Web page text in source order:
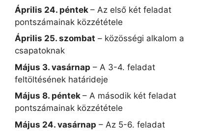
Április 24. péntek – Az első két feladat
pontszámainak közzététele
Április 25. szombat – közösségi alkalom a
csapatoknak
Május 3. vasárnap – A 3-4. feladat
feltöltésének határideje
Május 8. péntek – A második két feladat
pontszámainak közzététele
Május 24. vasárnap – Az 5-6. feladat